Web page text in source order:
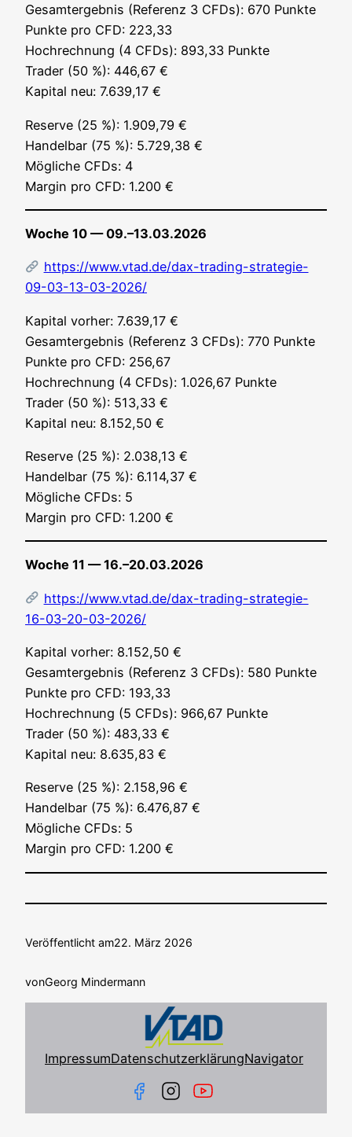
Gesamt­ergeb­nis (Refe­renz 3 CFDs): 670 Punk­te
Punk­te pro CFD: 223,33
Hoch­rech­nung (4 CFDs): 893,33 Punk­te
Trader (50 %): 446,67 €
Kapi­tal neu: 7.639,17 €
Reser­ve (25 %): 1.909,79 €
Han­del­bar (75 %): 5.729,38 €
Mög­li­che CFDs: 4
Mar­gin pro CFD: 1.200 €
Woche 10 — 09.–13.03.2026
https://www.vtad.de/dax-trading-strategie-
09-03-13-03-2026/
Kapi­tal vor­her: 7.639,17 €
Gesamt­ergeb­nis (Refe­renz 3 CFDs): 770 Punk­te
Punk­te pro CFD: 256,67
Hoch­rech­nung (4 CFDs): 1.026,67 Punk­te
Trader (50 %): 513,33 €
Kapi­tal neu: 8.152,50 €
Reser­ve (25 %): 2.038,13 €
Han­del­bar (75 %): 6.114,37 €
Mög­li­che CFDs: 5
Mar­gin pro CFD: 1.200 €
Woche 11 — 16.–20.03.2026
https://www.vtad.de/dax-trading-strategie-
16-03-20-03-2026/
Kapi­tal vor­her: 8.152,50 €
Gesamt­ergeb­nis (Refe­renz 3 CFDs): 580 Punk­te
Punk­te pro CFD: 193,33
Hoch­rech­nung (5 CFDs): 966,67 Punk­te
Trader (50 %): 483,33 €
Kapi­tal neu: 8.635,83 €
Reser­ve (25 %): 2.158,96 €
Han­del­bar (75 %): 6.476,87 €
Mög­li­che CFDs: 5
Mar­gin pro CFD: 1.200 €
Veröffentlicht am22. März 2026
vonGeorg Mindermann
ImpressumDatenschutzerklärungNavigator